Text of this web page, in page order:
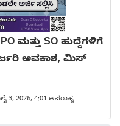
ಮತ್ತು SO ಹುದ್ದೆಗಳಿಗೆ
ಅವಕಾಶ, ಮಿಸ್
3, 2026, 4:01 ಅಪರಾಹ್ನ